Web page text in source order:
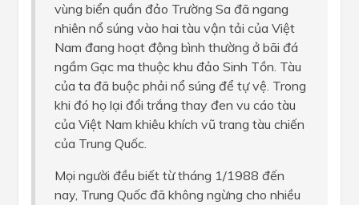
vùng biển quần đảo Trường Sa đã ngang
nhiên nổ súng vào hai tàu vận tải của Việt
Nam đang hoạt động bình thường ở bãi đá
ngầm Gạc ma thuộc khu đảo Sinh Tồn. Tàu
của ta đã buộc phải nổ súng để tự vệ. Trong
khi đó họ lại đổi trắng thay đen vu cáo tàu
của Việt Nam khiêu khích vũ trang tàu chiến
của Trung Quốc.
Mọi người đều biết từ tháng 1/1988 đến
nay, Trung Quốc đã không ngừng cho nhiều